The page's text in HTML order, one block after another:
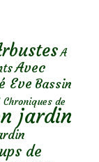
A
Avec
Eve Bassin
Chroniques de
jardin
de